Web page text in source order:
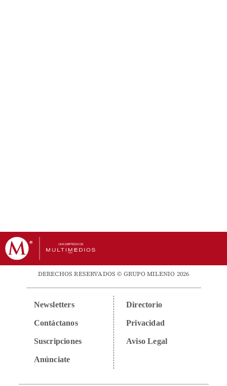
DERECHOS RESERVADOS © GRUPO MILENIO 2026
Newsletters
Contáctanos
Suscripciones
Anúnciate
Directorio
Privacidad
Aviso Legal